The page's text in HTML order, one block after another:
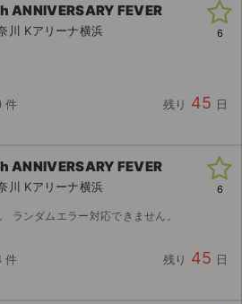
ANNIVERSARY FEVER
Kアリーナ横浜
件 残り 45 日
6
ANNIVERSARY FEVER
Kアリーナ横浜
ランダムエラー対応できません。
件 残り 45 日
6